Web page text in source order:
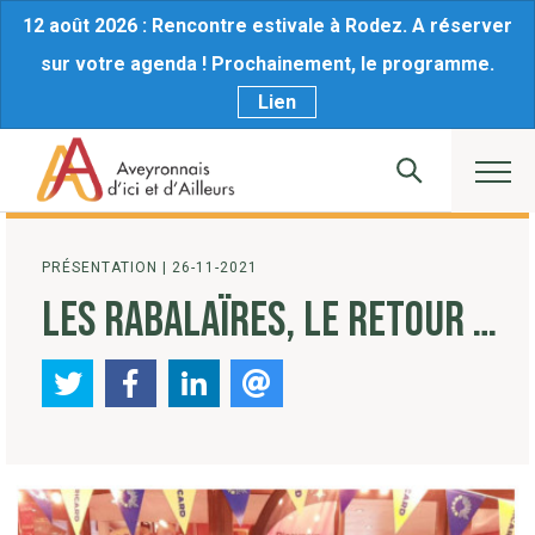
12 août 2026 : Rencontre estivale à Rodez. A réserver
sur votre agenda ! Prochainement, le programme.
Lien
PRÉSENTATION 26-11-2021
LES RABALAÏRES, LE RETOUR …